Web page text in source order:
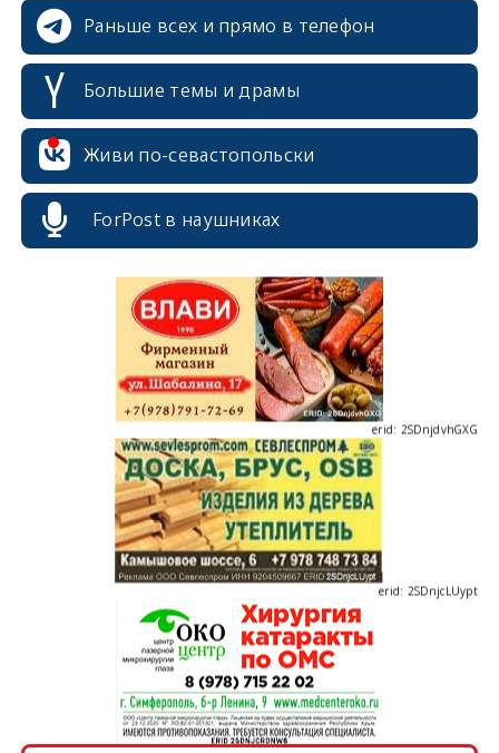
Раньше всех и прямо в телефон
Большие темы и драмы
Живи по-севастопольски
ForPost в наушниках
erid: 2SDnjdvhGXG
erid: 2SDnjcLUypt